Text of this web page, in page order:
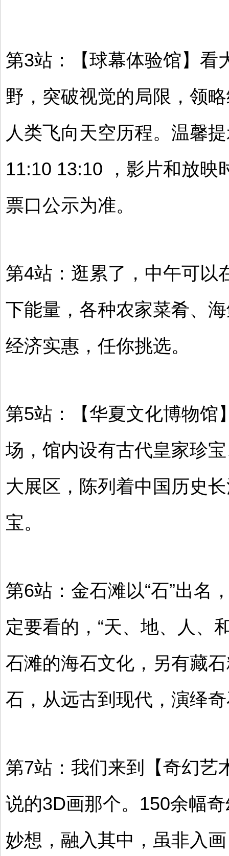
第3站：【球幕体验馆】看
野，突破视觉的局限，领
人类飞向天空历程。温馨
11:10 13:10 ，影片和放映
票口公示为准。
第4站：逛累了，中午可以
下能量，各种农家菜肴、
经济实惠，任你挑选。
第5站：【华夏文化博物馆
场，馆内设有古代皇家珍
大展区，陈列着中国历史
宝。
第6站：金石滩以“石”出名
定要看的，“天、地、人、
石滩的海石文化，另有藏
石，从远古到现代，演绎
第7站：我们来到【奇幻艺
说的3D画那个。150余幅
妙想，融入其中，虽非入